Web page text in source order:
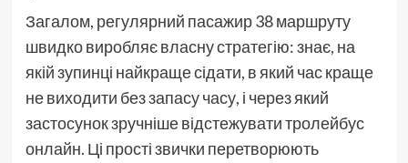
Загалом, регулярний пасажир 38 маршруту
швидко виробляє власну стратегію: знає, на
якій зупинці найкраще сідати, в який час краще
не виходити без запасу часу, і через який
застосунок зручніше відстежувати тролейбус
онлайн. Ці прості звички перетворюють